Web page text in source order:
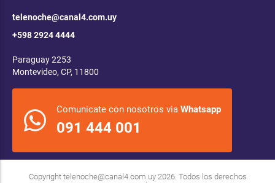
telenoche@canal4.com.uy
+598 2924 4444
Paraguay 2253
Montevideo, CP, 11800
Comunicate con nosotros via Whatsapp
091 444 001
Copyright telenoche@canal4.com.uy2026. Todos los derechos